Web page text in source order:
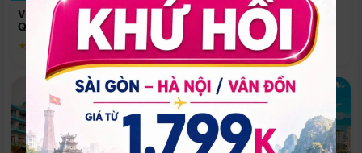
Vinpearl Resort & Spa Phu
Quoc
★ 5.0
Quoc
Phú Quốc
★ 5.0